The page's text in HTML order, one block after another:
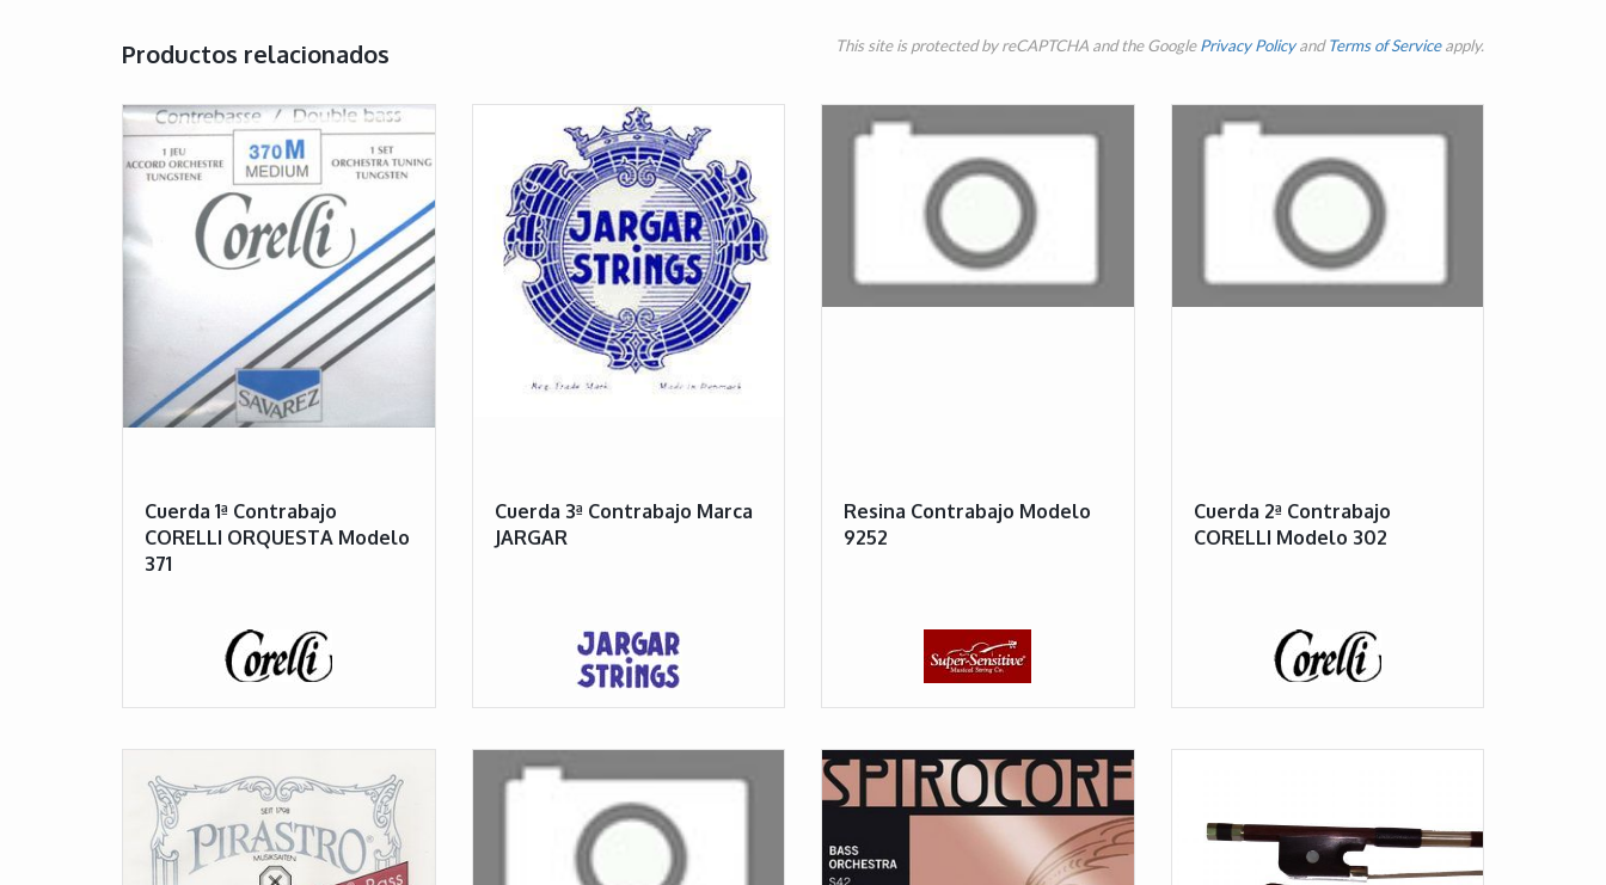
This site is protected by reCAPTCHA and the GooglePrivacy PolicyandTerms of Serviceapply.
Productos relacionados
Cuerda 1ª Contrabajo
CORELLI ORQUESTA Modelo
371
Cuerda 3ª Contrabajo Marca
JARGAR
Resina Contrabajo Modelo
9252
Cuerda 2ª Contrabajo
CORELLI Modelo 302